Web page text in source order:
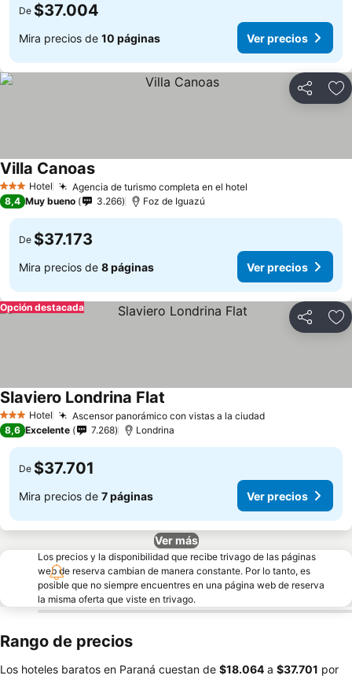
De $37.004
Mira precios de 10 páginas Ver precios
Compartir
3 Estrellas
Hotel Agencia de turismo completa en el hotel
Villa Canoas
8,4 Muy bueno 3.266 Foz de Iguazú
De $37.173
Mira precios de 8 páginas Ver precios
Compartir
Opción destacada
3 Estrellas
Hotel Ascensor panorámico con vistas a la ciudad
Slaviero Londrina Flat
8,6 Excelente 7.268 Londrina
De $37.701
Mira precios de 7 páginas Ver precios
Ver más
Los precios y la disponibilidad que recibe trivago de las páginas
web de reserva cambian de manera constante. Por lo tanto, es
posible que no siempre encuentres en una página web de reserva
la misma oferta que viste en trivago.
Rango de precios
Los hoteles baratos en Paraná cuestan de ‎$18.064 a ‎$37.701 por